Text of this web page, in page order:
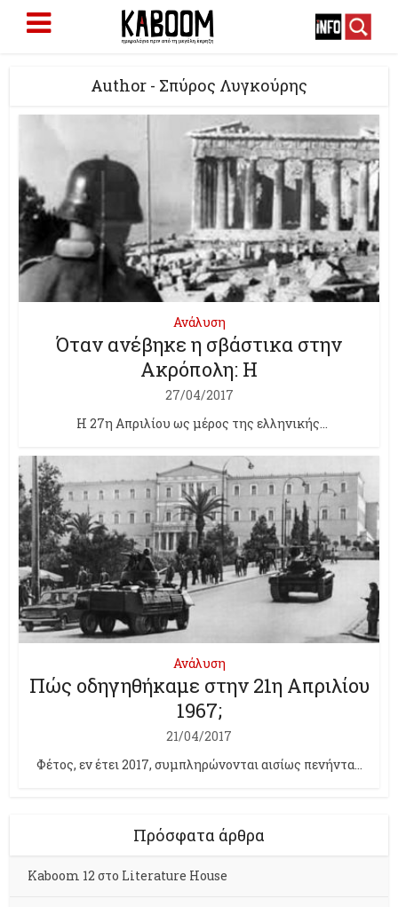
Author - Σπύρος Λυγκούρης
Ανάλυση
Όταν ανέβηκε η σβάστικα στην
Ακρόπολη: Η
27/04/2017
Η 27η Απριλίου ως μέρος της ελληνικής...
Ανάλυση
Πώς οδηγηθήκαμε στην 21η Απριλίου
1967;
21/04/2017
Φέτος, εν έτει 2017, συμπληρώνονται αισίως πενήντα...
Πρόσφατα άρθρα
Kaboom 12 στο Literature House